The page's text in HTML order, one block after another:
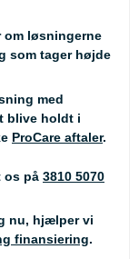
om løsningerne
som tager højde
med
blive holdt i
ProCare aftaler.
os på 3810 5070
nu, hjælper vi
finansiering.